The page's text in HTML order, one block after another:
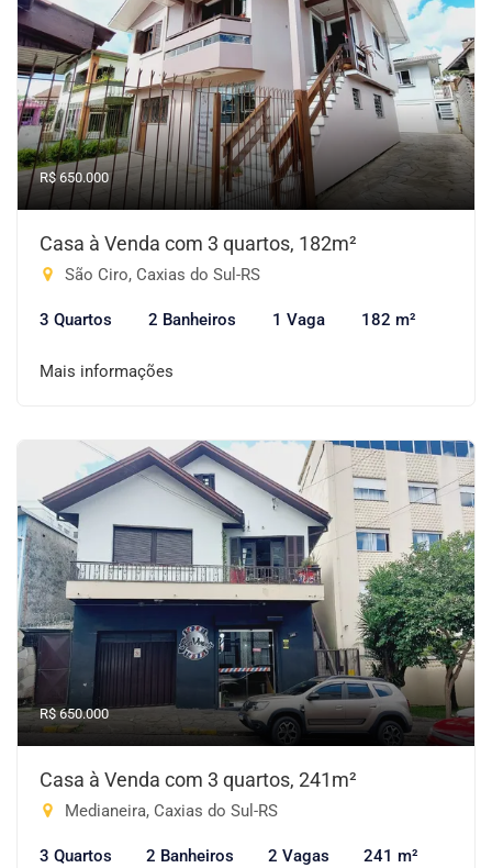
R$ 650.000
Casa à Venda com 3 quartos, 182m²
São Ciro, Caxias do Sul-RS
3 Quartos 2 Banheiros 1 Vaga 182 m²
Mais informações
R$ 650.000
Casa à Venda com 3 quartos, 241m²
Medianeira, Caxias do Sul-RS
3 Quartos 2 Banheiros 2 Vagas 241 m²